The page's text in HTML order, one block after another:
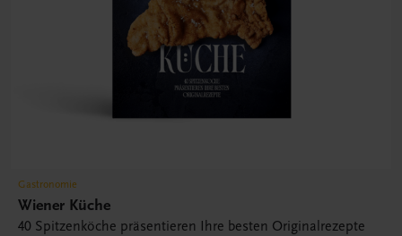
Gastronomie
Wiener Küche
40 Spitzenköche präsentieren Ihre besten Originalrezepte